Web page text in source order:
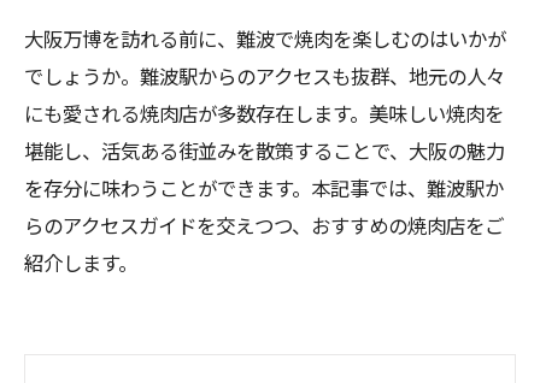
大阪万博を訪れる前に、難波で焼肉を楽しむのはいかが
でしょうか。難波駅からのアクセスも抜群、地元の人々
にも愛される焼肉店が多数存在します。美味しい焼肉を
堪能し、活気ある街並みを散策することで、大阪の魅力
を存分に味わうことができます。本記事では、難波駅か
らのアクセスガイドを交えつつ、おすすめの焼肉店をご
紹介します。